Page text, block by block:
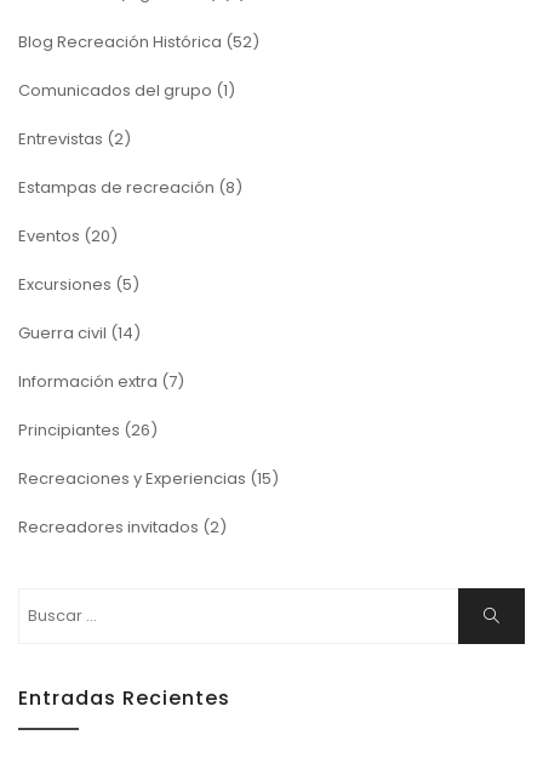
Blog Recreación Histórica (52)
Comunicados del grupo (1)
Entrevistas (2)
Estampas de recreación (8)
Eventos (20)
Excursiones (5)
Guerra civil (14)
Información extra (7)
Principiantes (26)
Recreaciones y Experiencias (15)
Recreadores invitados (2)
Buscar: Buscar
Entradas Recientes